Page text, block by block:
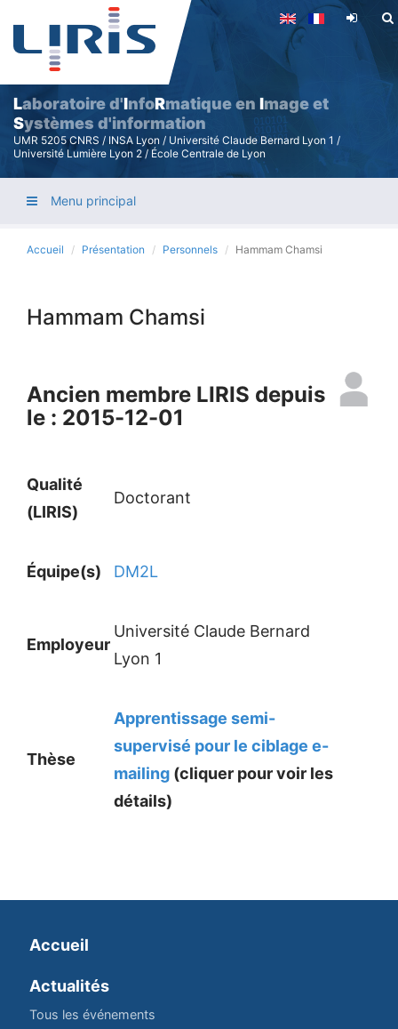
Aller
au
contenu
principal
Laboratoire d'InfoRmatique en Image et
Systèmes d'information
UMR 5205 CNRS / INSA Lyon / Université Claude Bernard Lyon 1 /
Université Lumière Lyon 2 / École Centrale de Lyon
Menu principal
Accueil Présentation Personnels Hammam Chamsi
Hammam Chamsi
Ancien membre LIRIS depuis
le : 2015-12-01
Qualité
(LIRIS)
Doctorant
Équipe(s) DM2L
Employeur
Université Claude Bernard
Lyon 1
Thèse
Apprentissage semi-
supervisé pour le ciblage e-
mailing (cliquer pour voir les
détails)
Accueil
Actualités
Tous les événements